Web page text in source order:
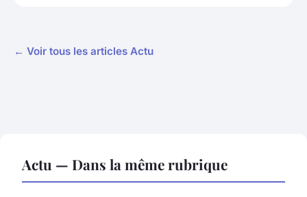
← Voir tous les articles Actu
Actu — Dans la même rubrique